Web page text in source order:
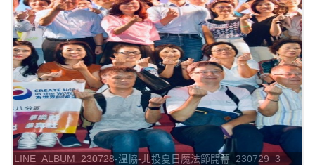
LINE_ALBUM_230728-溫協-北投夏日魔法節開幕_230729_3